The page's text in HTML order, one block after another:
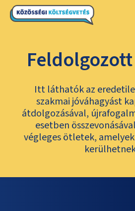
Itt láthatók az
szakmai jóváhagyást
átdolgozásával,
esetben
végleges ötletek,